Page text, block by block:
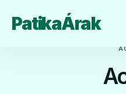
PatikaÁrak